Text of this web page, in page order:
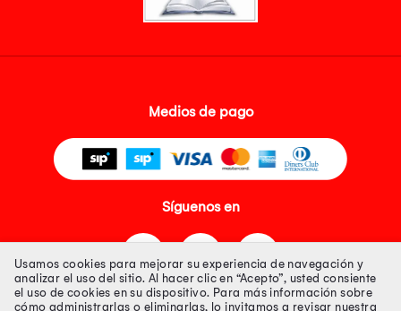
Medios de pago
Síguenos en
Usamos cookies para mejorar su experiencia de navegación y
analizar el uso del sitio. Al hacer clic en “Acepto”, usted consiente
el uso de cookies en su dispositivo. Para más información sobre
cómo administrarlas o eliminarlas, lo invitamos a revisar nuestra